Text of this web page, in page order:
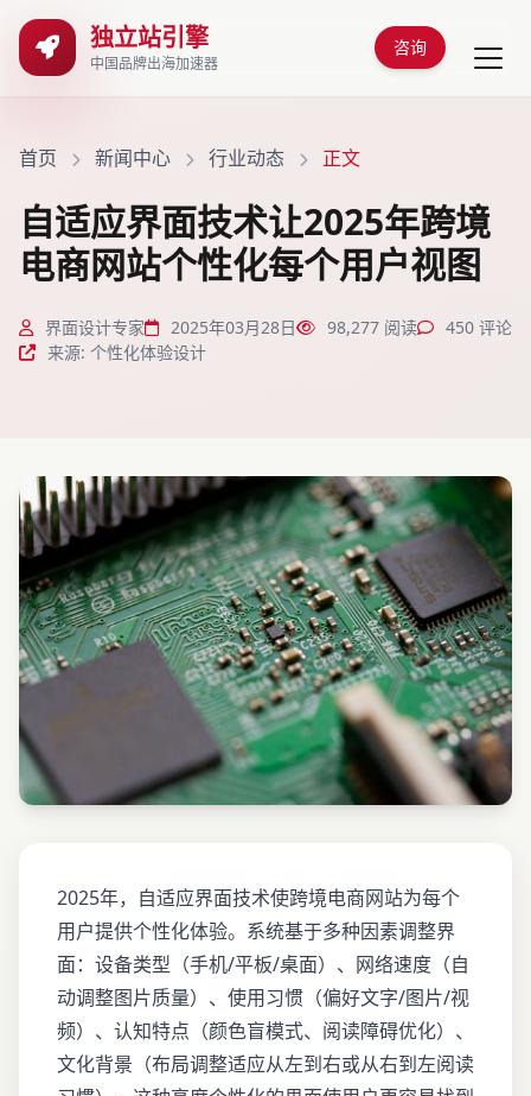
独立站引擎
中国品牌出海加速器
咨询
首页 新闻中心 行业动态 正文
自适应界面技术让2025年跨境
电商网站个性化每个用户视图
界面设计专家 2025年03月28日 98,277 阅读
450 评论
来源: 个性化体验设计
2025年，自适应界面技术使跨境电商网站为每个
用户提供个性化体验。系统基于多种因素调整界
面：设备类型（手机/平板/桌面）、网络速度（自
动调整图片质量）、使用习惯（偏好文字/图片/视
频）、认知特点（颜色盲模式、阅读障碍优化）、
文化背景（布局调整适应从左到右或从右到左阅读